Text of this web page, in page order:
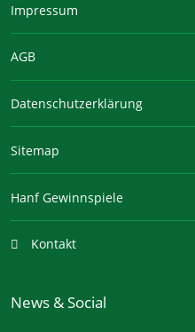
Impressum
AGB
Datenschutzerklärung
Sitemap
Hanf Gewinnspiele
Kontakt
News & Social